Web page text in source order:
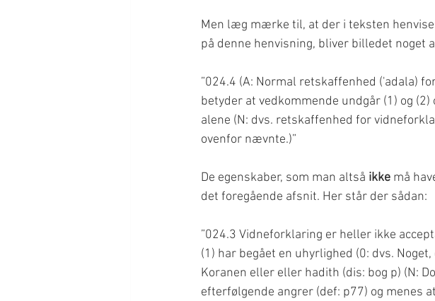
Men læg mærke til, at der i teksten
på denne henvisning, bliver billedet noget
”024.4 (A: Normal retskaffenhed ('adala)
betyder at vedkommende undgår (1) og
alene (N: dvs. retskaffenhed for
ovenfor nævnte.)”
De egenskaber, som man altså ikke må
det foregående afsnit. Her står der sådan:
”024.3 Vidneforklaring er heller ikke
(1) har begået en uhyrlighed (0: dvs.
Koranen eller eller hadith (dis: bog p) (N:
efterfølgende angrer (def: p77) og menes